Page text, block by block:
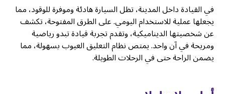
في القيادة داخل المدينة، تظل السيارة هادئة وموفرة للوقود، مما
يجعلها عملية للاستخدام اليومي. على الطرق المفتوحة، تكشف
عن شخصيتها الديناميكية، وتقدم تجربة قيادة تبدو رياضية
ومريحة في آن واحد. يمتص نظام التعليق العيوب بسهولة، مما
يضمن الراحة حتى في الرحلات الطويلة.